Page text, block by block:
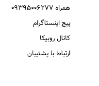
همراه ۰۹۳۹۵۰۰۶۲۷۷
پیج اینستاگرام
کانال روبیکا
ارتباط با پشتیبان